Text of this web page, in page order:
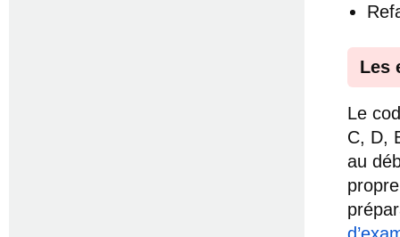
Les
Le
C, D,
au